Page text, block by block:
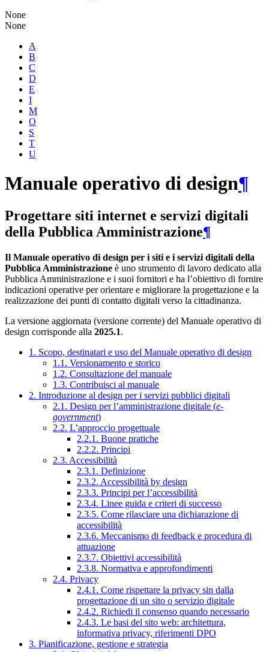
None
None
A
B
C
D
E
I
M
O
S
T
U
Manuale operativo di design¶
Progettare siti internet e servizi digitali
della Pubblica Amministrazione¶
Il Manuale operativo di design per i siti e i servizi digitali della
Pubblica Amministrazione è uno strumento di lavoro dedicato alla
Pubblica Amministrazione e i suoi fornitori e ha l’obiettivo di fornire
indicazioni operative per orientare e migliorare la progettazione e la
realizzazione dei punti di contatto digitali verso la cittadinanza.
La versione aggiornata (versione corrente) del Manuale operativo di
design corrisponde alla 2025.1.
1. Scopo, destinatari e uso del Manuale operativo di design
1.1. Versionamento e storico
1.2. Consultazione del manuale
1.3. Contribuisci al manuale
2. Introduzione al design per i servizi pubblici digitali
2.1. Design per l’amministrazione digitale (e-
government)
2.2. L’approccio progettuale
2.2.1. Buone pratiche
2.2.2. Principi
2.3. Accessibilità
2.3.1. Definizione
2.3.2. Accessibilità by design
2.3.3. Principi per l’accessibilità
2.3.4. Linee guida e criteri di successo
2.3.5. Come rilasciare una dichiarazione di
accessibilità
2.3.6. Meccanismo di feedback e procedura di
attuazione
2.3.7. Obiettivi accessibilità
2.3.8. Normativa e approfondimenti
2.4. Privacy
2.4.1. Come rispettare la privacy sin dalla
progettazione di un sito o servizio digitale
2.4.2. Richiedi il consenso quando necessario
2.4.3. Le basi del sito web: architettura,
informativa privacy, riferimenti DPO
3. Pianificazione, gestione e strategia